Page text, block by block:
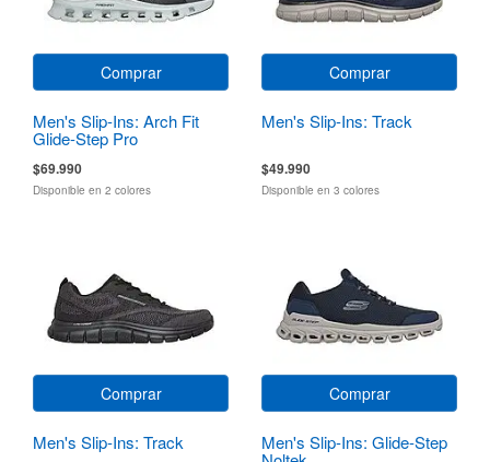
Comprar
Men's Slip-Ins: Arch Fit
Glide-Step Pro
$69.990
Disponible en 2 colores
Comprar
Men's Slip-Ins: Track
$49.990
Disponible en 3 colores
Comprar
Men's Slip-Ins: Track
Comprar
Men's Slip-Ins: Glide-Step